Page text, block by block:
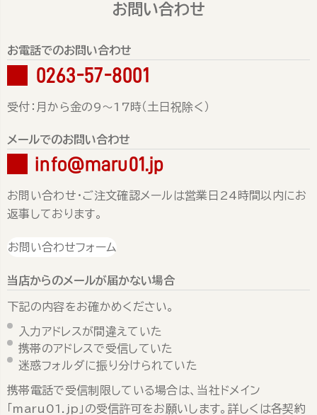
お問い合わせ
お電話でのお問い合わせ
0263-57-8001
受付：月から金の9～17時（土日祝除く）
メールでのお問い合わせ
info@maru01.jp
お問い合わせ・ご注文確認メールは営業日24時間以内にお
返事しております。
お問い合わせフォーム
当店からのメールが届かない場合
下記の内容をお確かめください。
入力アドレスが間違えていた
携帯のアドレスで受信していた
迷惑フォルダに振り分けられていた
携帯電話で受信制限している場合は、当社ドメイン
「maru01.jp」の受信許可をお願いします。詳しくは各契約